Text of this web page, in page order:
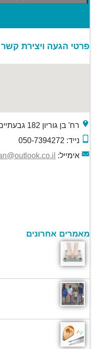
פרטי הגעה ויצירת קשר
רח' בן גוריון 182 גבעתיים
נייד: 050-7394272
אימייל:
מאמרים אחרונים